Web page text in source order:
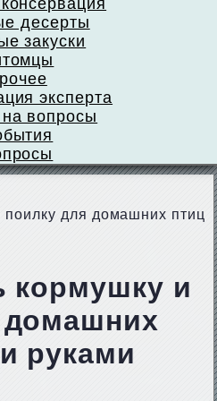
десерты
закуски
эксперта
вопросы
поилку для домашних птиц
кормушку и
домашних
руками